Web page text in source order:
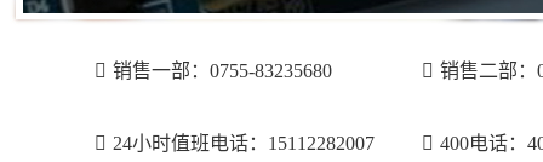
销售一部：0755-83235680 销售二部：
24小时值班电话：15112282007 400电话：